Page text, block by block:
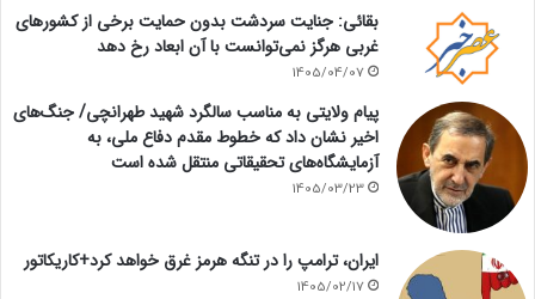
بقائی: جنایت سردشت بدون حمایت برخی از کشورهای
غربی هرگز نمی‌توانست با آن ابعاد رخ دهد
1405/04/07
پیام ولایتی به مناسب سالگرد شهید طهرانچی/ جنگ‌های
اخیر نشان داد که خطوط مقدم دفاع ملی، به
آزمایشگاه‌های تحقیقاتی منتقل شده است
1405/03/23
ایران، ترامپ را در تنگه هرمز غرق خواهد کرد+کاریکاتور
1405/02/17